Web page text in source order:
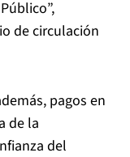
de circulación
pagos en
de la
del